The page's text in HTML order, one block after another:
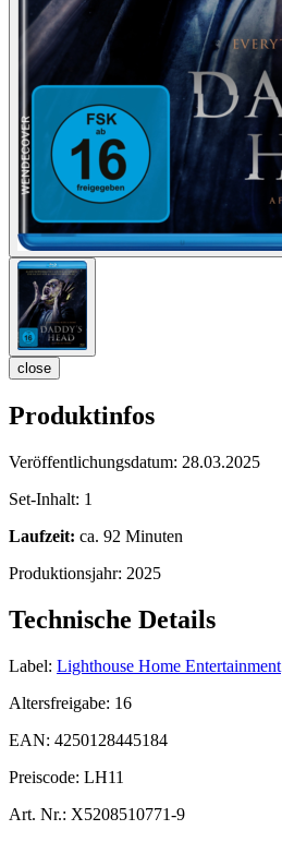
close
Produktinfos
Veröffentlichungsdatum: 28.03.2025
Set-Inhalt: 1
Laufzeit: ca. 92 Minuten
Produktionsjahr: 2025
Technische Details
Label: Lighthouse Home Entertainment
Altersfreigabe: 16
EAN: 4250128445184
Preiscode: LH11
Art. Nr.: X5208510771-9